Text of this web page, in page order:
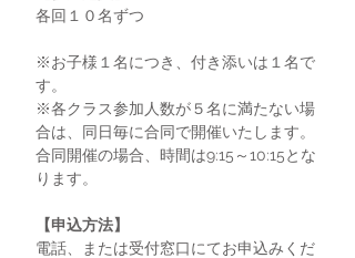
各回１０名ずつ
※お子様１名につき、付き添いは１名で
す。
※各クラス参加人数が５名に満たない場
合は、同日毎に合同で開催いたします。
合同開催の場合、時間は9:15～10:15とな
ります。
【申込方法】
電話、または受付窓口にてお申込みくだ